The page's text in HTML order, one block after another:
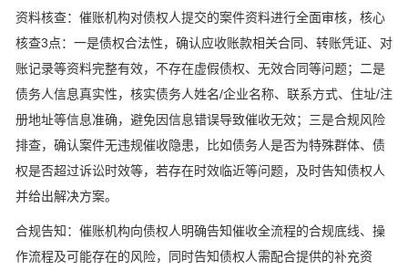
资料核查：催账机构对债权人提交的案件资料进行全面审核，核心
核查3点：一是债权合法性，确认应收账款相关合同、转账凭证、对
账记录等资料完整有效，不存在虚假债权、无效合同等问题；二是
债务人信息真实性，核实债务人姓名/企业名称、联系方式、住址/注
册地址等信息准确，避免因信息错误导致催收无效；三是合规风险
排查，确认案件无违规催收隐患，比如债务人是否为特殊群体、债
权是否超过诉讼时效等，若存在时效临近等问题，及时告知债权人
并给出解决方案。
合规告知：催账机构向债权人明确告知催收全流程的合规底线、操
作流程及可能存在的风险，同时告知债权人需配合提供的补充资